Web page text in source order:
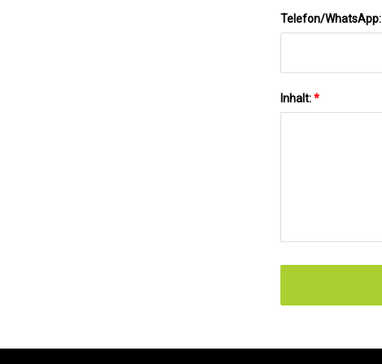
Telefon/WhatsApp:
Inhalt:*